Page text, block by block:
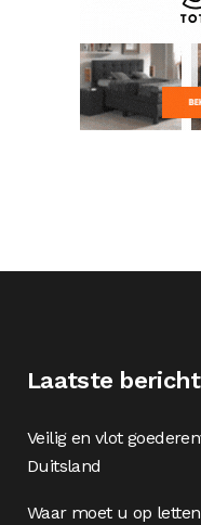
Laatste
Veilig en vlot
Duitsland
Waar moet u op